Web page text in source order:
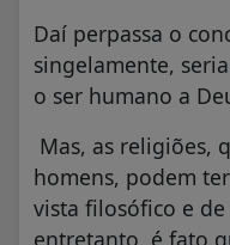
Daí perpassa o
singelamente,
o ser humano a
Mas, as religiões,
homens, podem
vista filosófico e